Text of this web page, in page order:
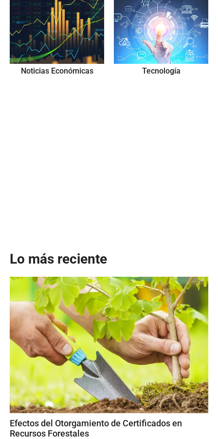
Noticias Económicas Tecnología
Lo más reciente
Efectos del Otorgamiento de Certificados en
Recursos Forestales